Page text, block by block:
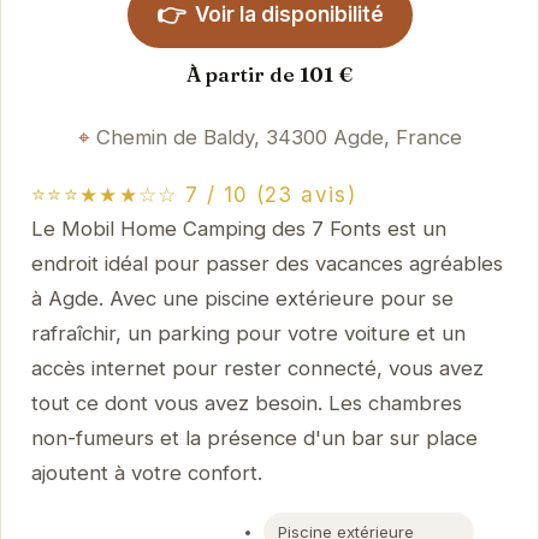
👉 Voir la disponibilité
À partir de 101 €
Chemin de Baldy, 34300 Agde, France
⭐⭐⭐★★★☆☆ 7 / 10 (23 avis)
Le Mobil Home Camping des 7 Fonts est un
endroit idéal pour passer des vacances agréables
à Agde. Avec une piscine extérieure pour se
rafraîchir, un parking pour votre voiture et un
accès internet pour rester connecté, vous avez
tout ce dont vous avez besoin. Les chambres
non-fumeurs et la présence d'un bar sur place
ajoutent à votre confort.
Piscine extérieure